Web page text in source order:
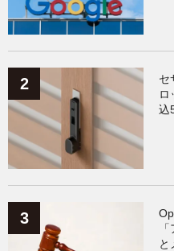
Xiaomi（118）
セ
ロ
込
と